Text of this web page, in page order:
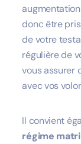
donc être
de votre
régulière de
vous assurer
avec vos
Il convient
régime